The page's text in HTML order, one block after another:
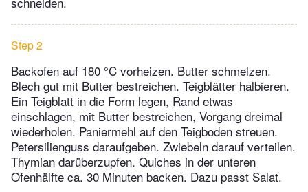
Step 2
Backofen auf 180 °C vorheizen. Butter schmelzen.
Blech gut mit Butter bestreichen. Teigblätter halbieren.
Ein Teigblatt in die Form legen, Rand etwas
einschlagen, mit Butter bestreichen, Vorgang dreimal
wiederholen. Paniermehl auf den Teigboden streuen.
Petersilienguss daraufgeben. Zwiebeln darauf verteilen.
Thymian darüberzupfen. Quiches in der unteren
Ofenhälfte ca. 30 Minuten backen. Dazu passt Salat.